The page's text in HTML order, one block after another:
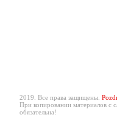
2019. Все права защищены.
При копировании материалов с
обязательна!